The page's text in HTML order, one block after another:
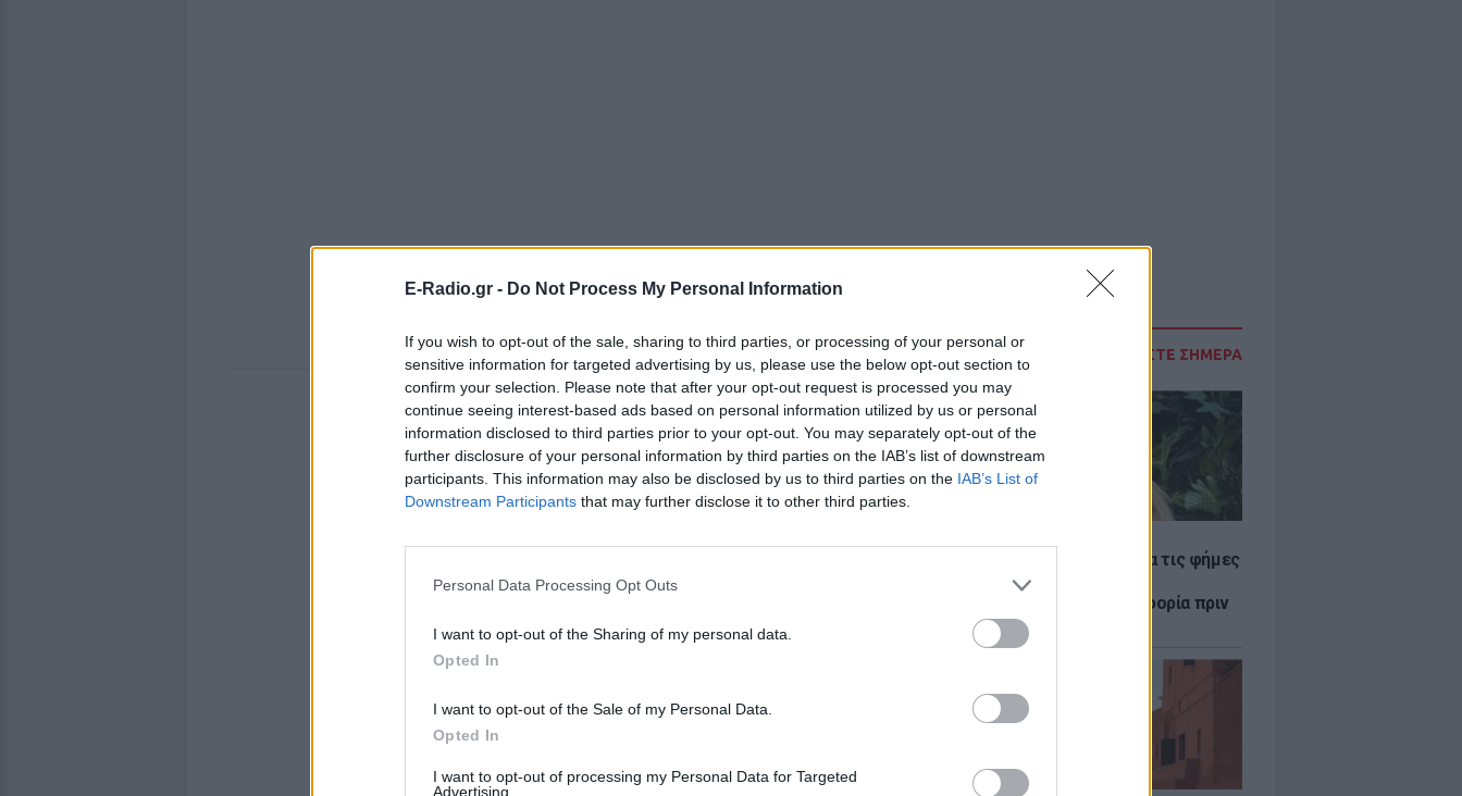
E-Radio.gr - Do Not Process My Personal Information
If you wish to opt-out of the sale, sharing to third parties, or processing of your personal or
sensitive information for targeted advertising by us, please use the below opt-out section to
confirm your selection. Please note that after your opt-out request is processed you may
continue seeing interest-based ads based on personal information utilized by us or personal
information disclosed to third parties prior to your opt-out. You may separately opt-out of the
further disclosure of your personal information by third parties on the IAB’s list of downstream
participants. This information may also be disclosed by us to third parties on the IAB’s List of
Downstream Participants that may further disclose it to other third parties.
Personal Data Processing Opt Outs
I want to opt-out of the Sharing of my personal data.
Opted In
I want to opt-out of the Sale of my Personal Data.
Opted In
I want to opt-out of processing my Personal Data for Targeted
Advertising.
ΔΙΑΒΑΣΤΕ ΣΗΜΕΡΑ
Η Ελένη Βουλγαράκη ξεσπά για τις φήμες
χωρισμού με τον Ιωαννίδη:
«Διασταυρώστε καμία πληροφορία πριν
εκτοξεύσετε τη βλακεία σας»